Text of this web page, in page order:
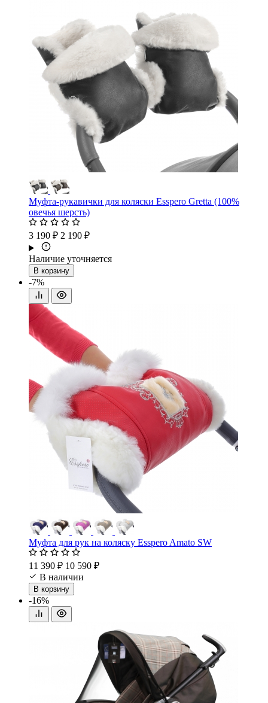
Муфта-рукавички для коляски Esspero Gretta (100%
овечья шерсть)
3 190 ₽ 2 190 ₽
Наличие уточняется
В корзину
-7%
Муфта для рук на коляску Esspero Amato SW
11 390 ₽ 10 590 ₽
В наличии
В корзину
-16%